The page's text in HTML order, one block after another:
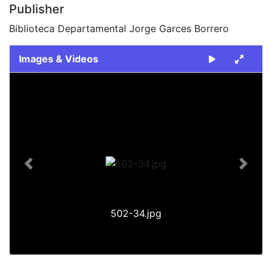
Publisher
Biblioteca Departamental Jorge Garces Borrero
Images & Videos
502-34.jpg
Previous Next